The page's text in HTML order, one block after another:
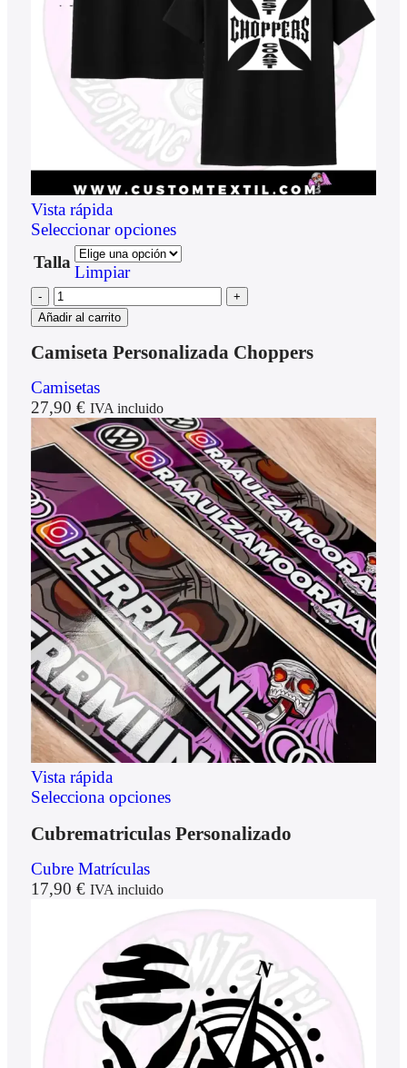
Vista rápida
Seleccionar opciones
Talla
Limpiar
Añadir al carrito
Camiseta Personalizada Choppers
Camisetas
27,90 € IVA incluido
Vista rápida
Selecciona opciones
Cubrematriculas Personalizado
Cubre Matrículas
17,90 € IVA incluido